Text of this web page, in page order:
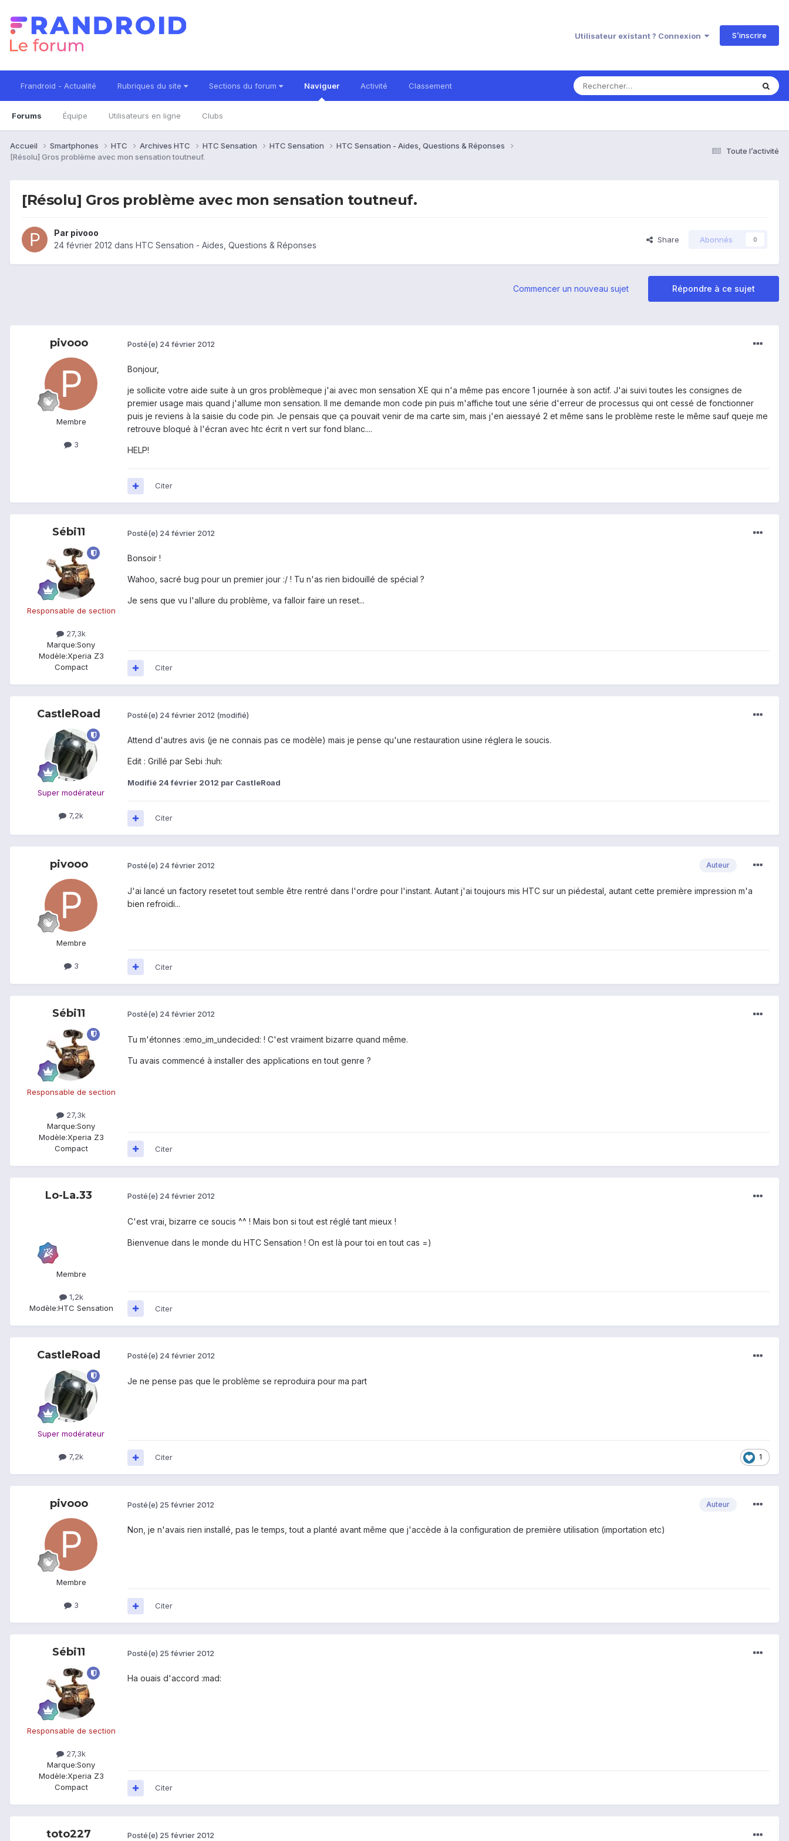
Utilisateur existant ? Connexion S’inscrire
Frandroid - Actualité Rubriques du site Sections du forum Naviguer
Forums Équipe Utilisateurs en ligne Clubs
Activité Classement
Toute l’activité
Accueil Smartphones HTC Archives HTC HTC Sensation HTC Sensation
HTC Sensation - Aides, Questions & Réponses
[Résolu] Gros problème avec mon sensation toutneuf.
[Résolu] Gros problème avec mon sensation toutneuf.
Par pivooo
24 février 2012 dans HTC Sensation - Aides, Questions & Réponses
Share Abonnés 0
Répondre à ce sujet
Commencer un nouveau sujet
pivooo
Membre
3
Posté(e) 24 février 2012
Bonjour,
je sollicite votre aide suite à un gros problèmeque j'ai avec mon sensation XE qui n'a même pas encore 1 journée à son actif. J'ai suivi toutes les consignes de
premier usage mais quand j'allume mon sensation. Il me demande mon code pin puis m'affiche tout une série d'erreur de processus qui ont cessé de fonctionner
puis je reviens à la saisie du code pin. Je pensais que ça pouvait venir de ma carte sim, mais j'en aiessayé 2 et même sans le problème reste le même sauf queje me
retrouve bloqué à l'écran avec htc écrit n vert sur fond blanc....
HELP!
Citer
Sébi11
Responsable de section
27,3k
Marque:Sony
Modèle:Xperia Z3
Compact
Posté(e) 24 février 2012
Bonsoir !
Wahoo, sacré bug pour un premier jour :/ ! Tu n'as rien bidouillé de spécial ?
Je sens que vu l'allure du problème, va falloir faire un reset...
Citer
CastleRoad
Super modérateur
7,2k
Posté(e) 24 février 2012 (modifié)
Attend d'autres avis (je ne connais pas ce modèle) mais je pense qu'une restauration usine réglera le soucis.
Edit : Grillé par Sebi :huh:
Modifié 24 février 2012 par CastleRoad
Citer
pivooo
Membre
3
Auteur
Posté(e) 24 février 2012
J'ai lancé un factory resetet tout semble être rentré dans l'ordre pour l'instant. Autant j'ai toujours mis HTC sur un piédestal, autant cette première impression m'a
bien refroidi...
Citer
Sébi11
Responsable de section
27,3k
Marque:Sony
Modèle:Xperia Z3
Compact
Posté(e) 24 février 2012
Tu m'étonnes :emo_im_undecided: ! C'est vraiment bizarre quand même.
Tu avais commencé à installer des applications en tout genre ?
Citer
Lo-La.33
Membre
1,2k
Modèle:HTC Sensation
Posté(e) 24 février 2012
C'est vrai, bizarre ce soucis ^^ ! Mais bon si tout est réglé tant mieux !
Bienvenue dans le monde du HTC Sensation ! On est là pour toi en tout cas =)
Citer
CastleRoad
Super modérateur
7,2k
Posté(e) 24 février 2012
Je ne pense pas que le problème se reproduira pour ma part
1
Citer
pivooo
Membre
3
Auteur
Posté(e) 25 février 2012
Non, je n'avais rien installé, pas le temps, tout a planté avant même que j'accède à la configuration de première utilisation (importation etc)
Citer
Sébi11
Responsable de section
27,3k
Marque:Sony
Modèle:Xperia Z3
Compact
Posté(e) 25 février 2012
Ha ouais d'accord :mad:
Citer
toto227 Posté(e) 25 février 2012